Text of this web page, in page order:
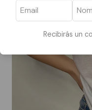
Recibirás un